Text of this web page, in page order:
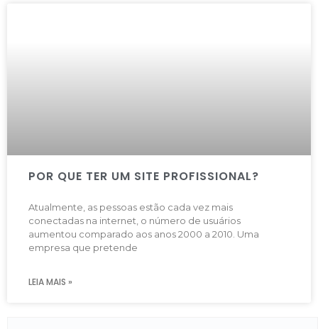
POR QUE TER UM SITE PROFISSIONAL?
Atualmente, as pessoas estão cada vez mais
conectadas na internet, o número de usuários
aumentou comparado aos anos 2000 a 2010. Uma
empresa que pretende
LEIA MAIS »